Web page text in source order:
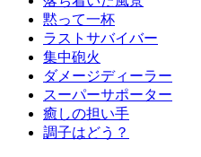
黙って一杯
ラストサバイバー
集中砲火
ダメージディーラー
スーパーサポーター
癒しの担い手
調子はどう？